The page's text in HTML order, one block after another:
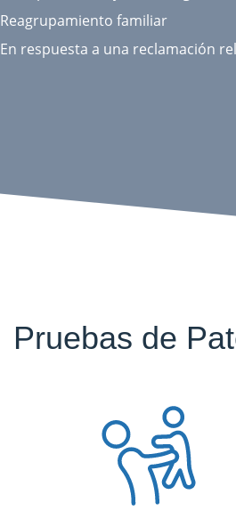
Reagrupamiento familiar
En respuesta a una reclamación
Pruebas de